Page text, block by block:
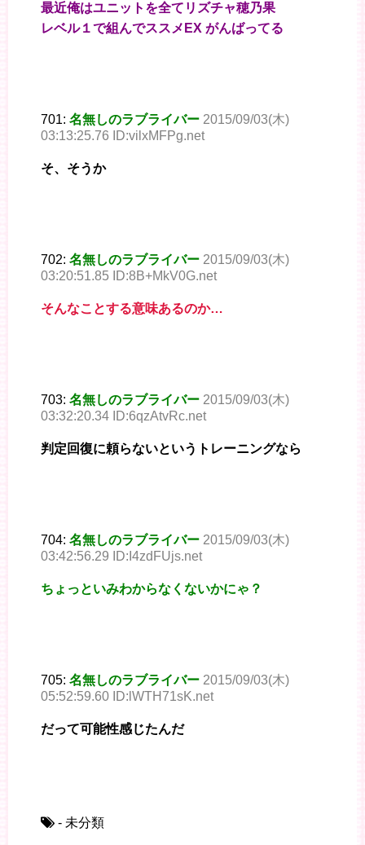
最近俺はユニットを全てリズチャ穂乃果
レベル１で組んでススメEX がんばってる
701: 名無しのラブライバー 2015/09/03(木)
03:13:25.76 ID:vilxMFPg.net
そ、そうか
702: 名無しのラブライバー 2015/09/03(木)
03:20:51.85 ID:8B+MkV0G.net
そんなことする意味あるのか…
703: 名無しのラブライバー 2015/09/03(木)
03:32:20.34 ID:6qzAtvRc.net
判定回復に頼らないというトレーニングなら
704: 名無しのラブライバー 2015/09/03(木)
03:42:56.29 ID:I4zdFUjs.net
ちょっといみわからなくないかにゃ？
705: 名無しのラブライバー 2015/09/03(木)
05:52:59.60 ID:lWTH71sK.net
だって可能性感じたんだ
- 未分類